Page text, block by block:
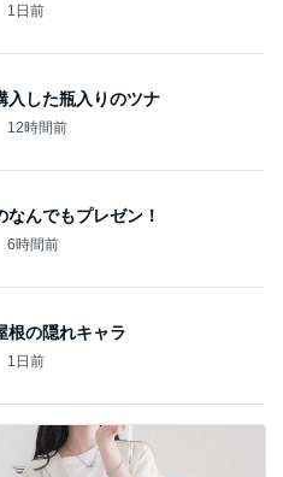
1日前
入した瓶入りのツナ
12時間前
なんでもプレゼン！
6時間前
根の隠れキャラ
1日前